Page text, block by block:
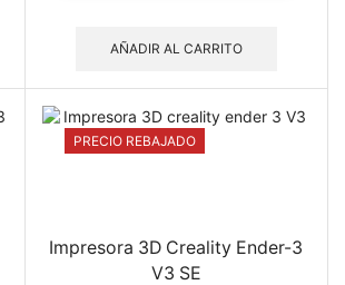
AÑADIR AL CARRITO
PRECIO REBAJADO
Impresora 3D Creality Ender-3
V3 SE